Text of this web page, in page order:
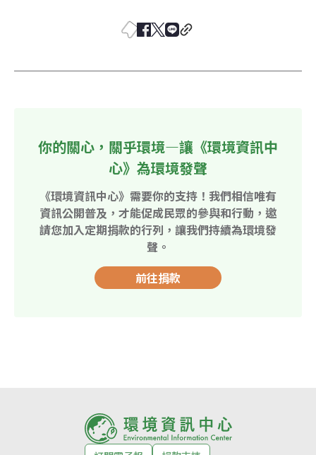
你的關心，關乎環境—讓《環境資訊中
心》為環境發聲
《環境資訊中心》需要你的支持！我們相信唯有
資訊公開普及，才能促成民眾的參與和行動，邀
請您加入定期捐款的行列，讓我們持續為環境發
聲。
前往捐款